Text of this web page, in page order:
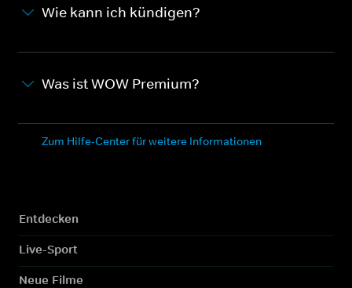
Wie kann ich kündigen?
Was ist WOW Premium?
Zum Hilfe-Center für weitere Informationen
Entdecken
Live-Sport
Neue Filme